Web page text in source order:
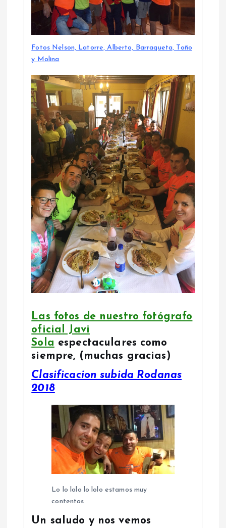
Fotos Nelson, Latorre, Alberto, Barraqueta, Toño
y Molina
Las fotos de nuestro fotógrafo
oficial Javi
Sola espectaculares como
siempre, (muchas gracias)
Clasificacion subida Rodanas
2018
Lo lo lolo lo lolo estamos muy
contentos
Un saludo y nos vemos